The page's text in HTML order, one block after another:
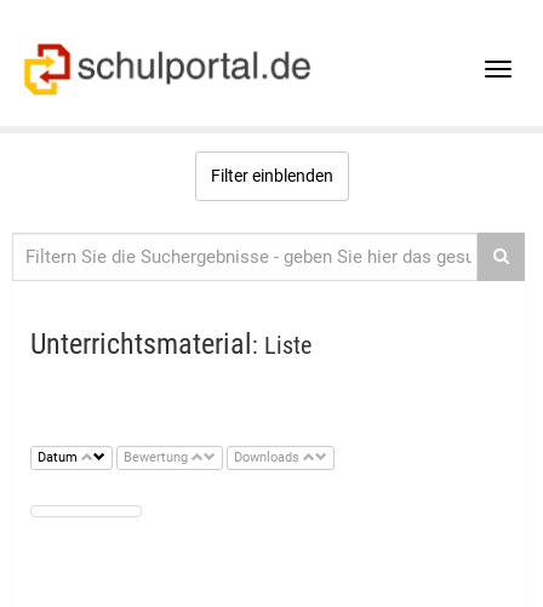
Toggle
Filter einblenden
Unterrichtsmaterial : Liste
Datum Bewertung Downloads